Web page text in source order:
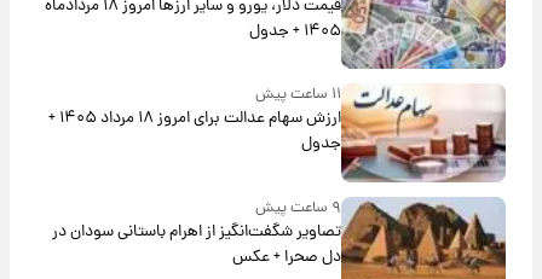
قیمت دلار، یورو و سایر ارزها امروز ۱۸ مردادماه
۱۴۰۵ + جدول
۱۱ ساعت پیش
ارزش سهام عدالت برای امروز ۱۸ مرداد ۱۴۰۵ +
جدول
۹ ساعت پیش
تصاویر شگفت‌انگیز از اهرام باستانی سودان در
دل صحرا + عکس